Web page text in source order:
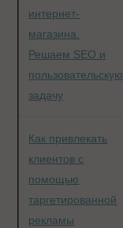
интернет-
магазина.
Решаем SEO и
пользовательскую
задачу
Как привлекать
клиентов с
помощью
таргетированной
рекламы